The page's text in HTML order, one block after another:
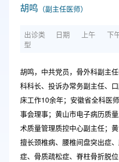
胡鸣 （副主任医师）
出诊类
型
日期 上午 下
胡鸣，中共党员，骨外科副主
科科长、投诉办常务副主任、
床工作10余年；安徽省全科医
事会理事；黄山市电子病历质
术质量管理质控中心副主任；
擅长颈椎病、腰椎间盘突出症
症、骨质疏松症、脊柱骨折脱